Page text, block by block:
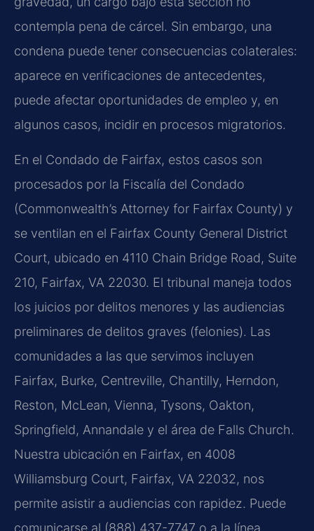
contempla pena de cárcel. Sin embargo, una
condena puede tener consecuencias colaterales:
aparece en verificaciones de antecedentes,
puede afectar oportunidades de empleo y, en
algunos casos, incidir en procesos migratorios.
En el Condado de Fairfax, estos casos son
procesados por la Fiscalía del Condado
(Commonwealth’s Attorney for Fairfax County) y
se ventilan en el Fairfax County General District
Court, ubicado en 4110 Chain Bridge Road, Suite
210, Fairfax, VA 22030. El tribunal maneja todos
los juicios por delitos menores y las audiencias
preliminares de delitos graves (felonies). Las
comunidades a las que servimos incluyen
Fairfax, Burke, Centreville, Chantilly, Herndon,
Reston, McLean, Vienna, Tysons, Oakton,
Springfield, Annandale y el área de Falls Church.
Nuestra ubicación en Fairfax, en 4008
Williamsburg Court, Fairfax, VA 22032, nos
permite asistir a audiencias con rapidez. Puede
comunicarse al (888) 437-7747 o a la línea